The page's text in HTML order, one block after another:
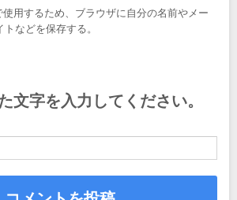
用するため、ブラウザに自分の名前やメー
などを保存する。
文字を入力してください。